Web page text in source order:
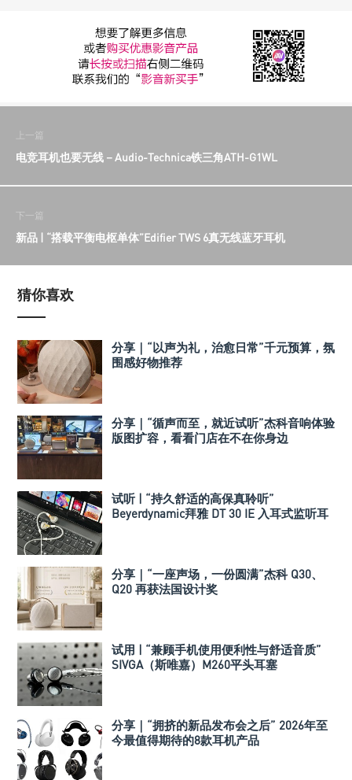
上一篇
电竞耳机也要无线－Audio-Technica铁三角ATH-G1WL
下一篇
新品 | “搭载平衡电枢单体”Edifier TWS 6真无线蓝牙耳机
猜你喜欢
分享｜“以声为礼，治愈日常”千元预算，氛
围感好物推荐
分享｜“循声而至，就近试听”杰科音响体验
版图扩容，看看门店在不在你身边
试听 | “持久舒适的高保真聆听”
Beyerdynamic拜雅 DT 30 IE 入耳式监听耳
分享｜“一座声场，一份圆满”杰科 Q30、
Q20 再获法国设计奖
试用 | “兼顾手机使用便利性与舒适音质”
SIVGA（斯唯嘉）M260平头耳塞
分享｜“拥挤的新品发布会之后” 2026年至
今最值得期待的8款耳机产品